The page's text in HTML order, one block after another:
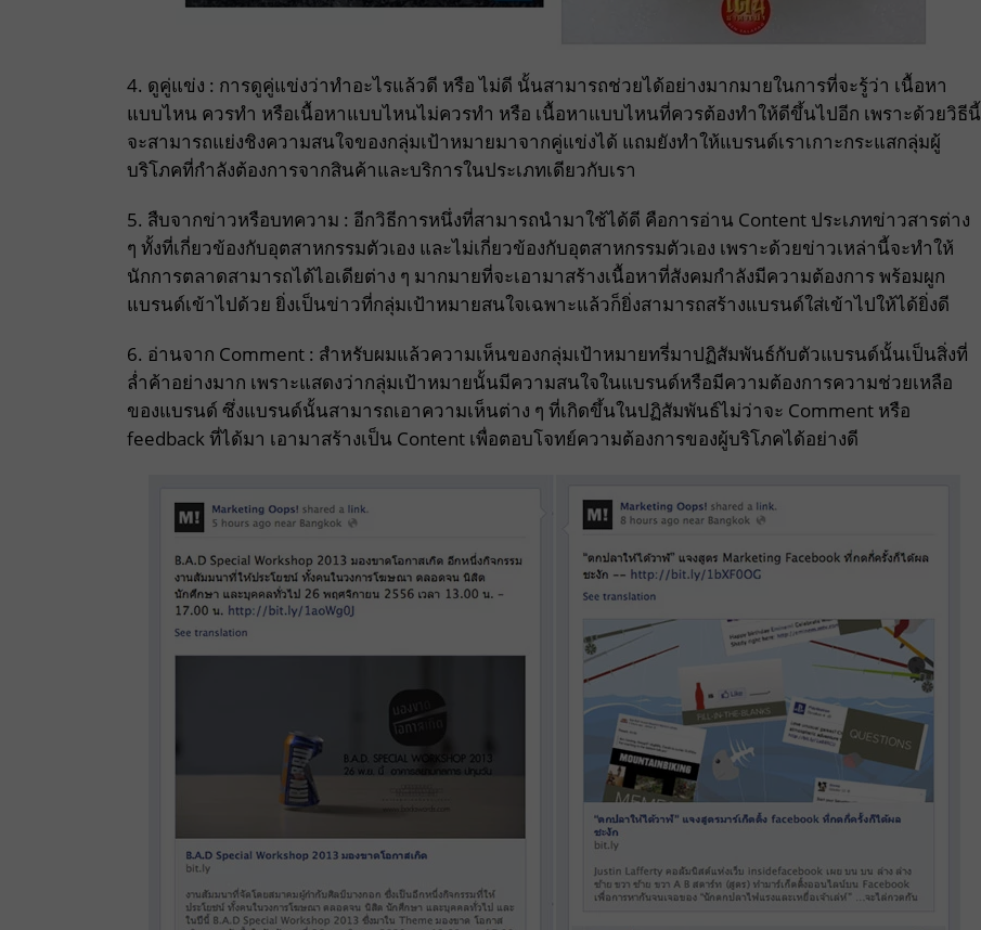
4. ดูคู่แข่ง : การดูคู่แข่งว่าทำอะไรแล้วดี หรือ ไม่ดี นั้นสามารถช่วยได้อย่างมากมายในการที่จะรู้ว่า เนื้อหา
แบบไหน ควรทำ หรือเนื้อหาแบบไหนไม่ควรทำ หรือ เนื้อหาแบบไหนที่ควรต้องทำให้ดีขึ้นไปอีก เพราะด้วยวิธีนี้
จะสามารถแย่งชิงความสนใจของกลุ่มเป้าหมายมาจากคู่แข่งได้ แถมยังทำให้แบรนด์เราเกาะกระแสกลุ่มผู้
บริโภคที่กำลังต้องการจากสินค้าและบริการในประเภทเดียวกับเรา
5. สืบจากข่าวหรือบทความ : อีกวิธีการหนึ่งที่สามารถนำมาใช้ได้ดี คือการอ่าน Content ประเภทข่าวสารต่าง
ๆ ทั้งที่เกี่ยวข้องกับอุตสาหกรรมตัวเอง และไม่เกี่ยวข้องกับอุตสาหกรรมตัวเอง เพราะด้วยข่าวเหล่านี้จะทำให้
นักการตลาดสามารถได้ไอเดียต่าง ๆ มากมายที่จะเอามาสร้างเนื้อหาที่สังคมกำลังมีความต้องการ พร้อมผูก
แบรนด์เข้าไปด้วย ยิ่งเป็นข่าวที่กลุ่มเป้าหมายสนใจเฉพาะแล้วก็ยิ่งสามารถสร้างแบรนด์ใส่เข้าไปให้ได้ยิ่งดี
6. อ่านจาก Comment : สำหรับผมแล้วความเห็นของกลุ่มเป้าหมายทรี่มาปฏิสัมพันธ์กับตัวแบรนด์นั้นเป็นสิ่งที่
ล่ำค้าอย่างมาก เพราะแสดงว่ากลุ่มเป้าหมายนั้นมีความสนใจในแบรนด์หรือมีความต้องการความช่วยเหลือ
ของแบรนด์ ซึ่งแบรนด์นั้นสามารถเอาความเห็นต่าง ๆ ที่เกิดขึ้นในปฏิสัมพันธ์ไม่ว่าจะ Comment หรือ
feedback ที่ได้มา เอามาสร้างเป็น Content เพื่อตอบโจทย์ความต้องการของผู้บริโภคได้อย่างดี